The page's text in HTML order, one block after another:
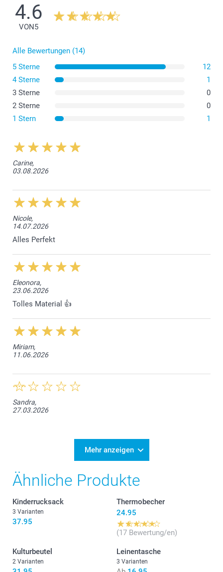
4.6
VON5
Alle Bewertungen (14)
5 Sterne
12
4 Sterne
1
3 Sterne
0
2 Sterne
0
1 Stern
1
Carine,
03.08.2026
Nicole,
14.07.2026
Alles Perfekt
Eleonora,
23.06.2026
Tolles Material 👍
Miriam,
11.06.2026
Sandra,
27.03.2026
Mehr anzeigen
Ähnliche Produkte
Kinderrucksack
3 Varianten
37.95
Thermobecher
24.95
(17 Bewertung/en)
Kulturbeutel
2 Varianten
Leinentasche
3 Varianten